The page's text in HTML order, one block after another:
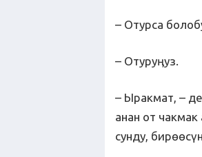
– Отурса
– Отуруӊуз.
– Ыракмат, –
анан от
сунду,